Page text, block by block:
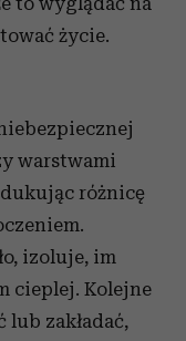
życie.
warstwami
różnicę
izoluje, im
cieplej. Kolejne
lub zakładać,